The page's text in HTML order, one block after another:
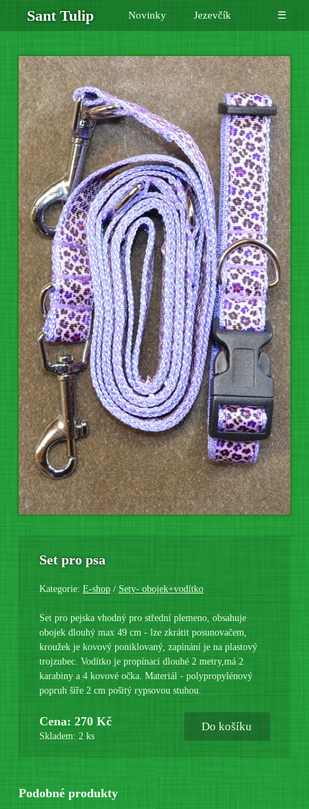
Sant Tulip Novinky Jezevčík ☰
Set pro psa
Kategorie: E-shop/ Sety- obojek+vodítko
Set pro pejska vhodný pro střední plemeno, obsahuje
obojek dlouhý max 49 cm - lze zkrátit posunovačem,
kroužek je kovový poniklovaný, zapínání je na plastový
trojzubec. Vodítko je propínací dlouhé 2 metry,má 2
karabiny a 4 kovové očka. Materiál - polypropylénový
popruh šíře 2 cm pošitý rypsovou stuhou.
Cena: 270 Kč
Skladem: 2 ks
Do košíku
Podobné produkty